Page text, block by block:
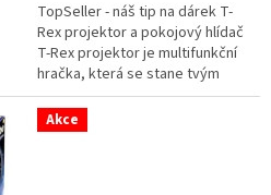
TopSeller - náš tip na dárek T-
Rex projektor a pokojový hlídač
T-Rex projektor je multifunkční
hračka, která se stane tvým
kamarádem a ochráncem... Je to
ideální hračka...
Akce